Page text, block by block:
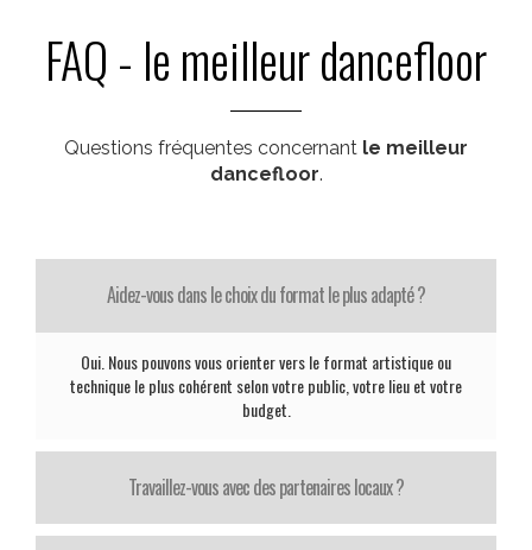
FAQ - le meilleur dancefloor
Questions fréquentes concernant le meilleur
dancefloor.
Aidez-vous dans le choix du format le plus adapté ?
Oui. Nous pouvons vous orienter vers le format artistique ou
technique le plus cohérent selon votre public, votre lieu et votre
budget.
Travaillez-vous avec des partenaires locaux ?